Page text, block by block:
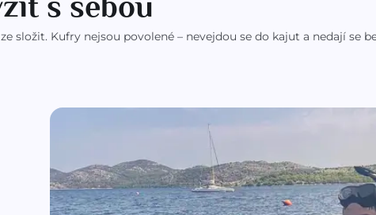
složit. Kufry nejsou povolené – nevejdou se do kajut a nedají se